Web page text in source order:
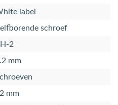
label
schroef
2
mm
mm